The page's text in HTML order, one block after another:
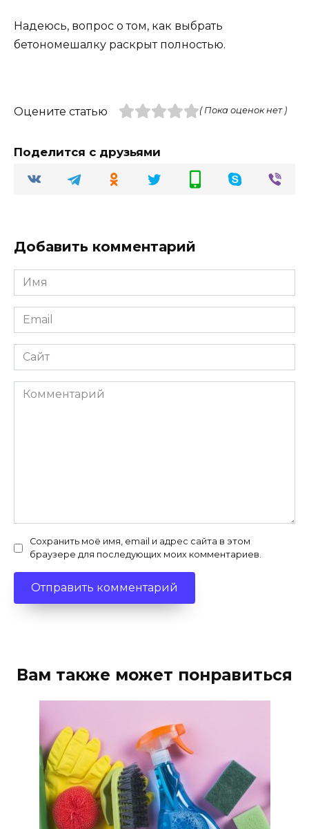
Надеюсь, вопрос о том, как выбрать
бетономешалку раскрыт полностью.
Оцените статью ( Пока оценок нет )
Поделится с друзьями
Добавить комментарий
Имя
Email
Сайт
Комментарий
Сохранить моё имя, email и адрес сайта в этом
браузере для последующих моих комментариев.
Вам также может понравиться